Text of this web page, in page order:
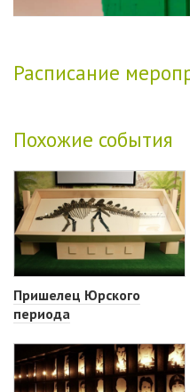
Расписание
Похожие события
Пришелец Юрского
периода